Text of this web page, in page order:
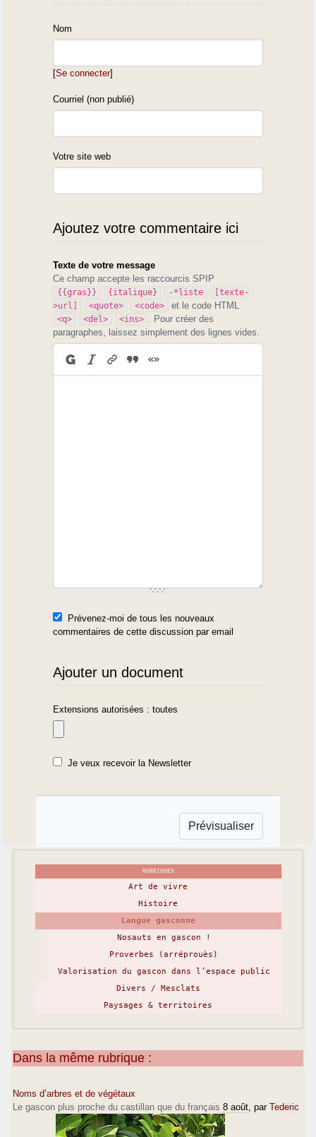
Nom
[Se connecter]
Courriel (non publié)
Votre site web
Ajoutez votre commentaire ici
Texte de votre message
Ce champ accepte les raccourcis SPIP
{{gras}} {italique} -*liste
[texte-
>url]
<quote> <code> et le code HTML
<q> <del> <ins>
. Pour créer des
paragraphes, laissez simplement des lignes vides.
Prévenez-moi de tous les nouveaux
commentaires de cette discussion par email
Ajouter un document
Extensions autorisées : toutes
Je veux recevoir la Newsletter
RUBRIQUES
Art de vivre
Histoire
Langue gasconne
Nosauts en gascon !
Proverbes (arréprouès)
Valorisation du gascon dans l’espace public
Divers / Mesclats
Paysages & territoires
Dans la même rubrique :
Noms d’arbres et de végétaux
Le gascon plus proche du castillan que du français 8 août , par Tederic